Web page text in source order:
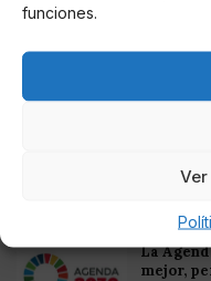
funciones.
La
mejor,